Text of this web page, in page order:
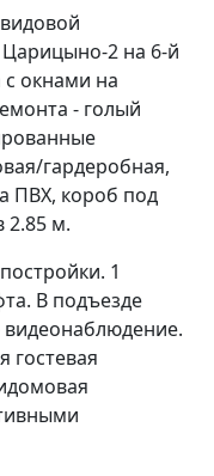
2 на 6-й
окнами на
- голый
гардеробная,
ПВХ, короб под
2.85 м.
1
В подъезде
видеонаблюдение.
гостевая